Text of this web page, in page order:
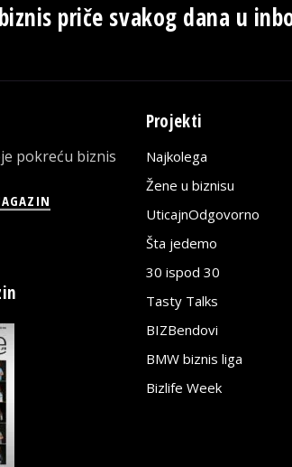
priče svakog dana u
pokreću biznis
Projekti
Najkolega
Žene u biznisu
UticajnOdgovorno
Šta jedemo
30 ispod 30
Tasty Talks
BIZBendovi
BMW biznis liga
Bizlife Week